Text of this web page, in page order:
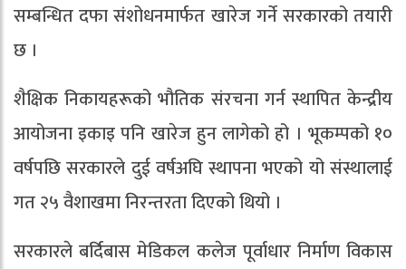
सम्बन्धित दफा संशोधनमार्फत खारेज गर्ने सरकारको तयारी
छ ।
शैक्षिक निकायहरूको भौतिक संरचना गर्न स्थापित केन्द्रीय
आयोजना इकाइ पनि खारेज हुन लागेको हो । भूकम्पको १०
वर्षपछि सरकारले दुई वर्षअघि स्थापना भएको यो संस्थालाई
गत २५ वैशाखमा निरन्तरता दिएको थियो ।
सरकारले बर्दिबास मेडिकल कलेज पूर्वाधार निर्माण विकास